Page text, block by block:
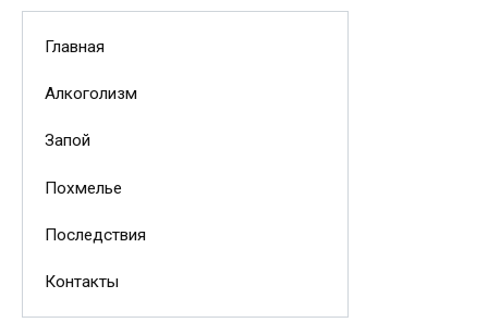
Главная
Алкоголизм
Запой
Похмелье
Последствия
Контакты